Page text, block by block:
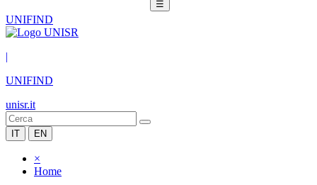
☰
UNIFIND
|
UNIFIND
unisr.it
IT EN
×
Home